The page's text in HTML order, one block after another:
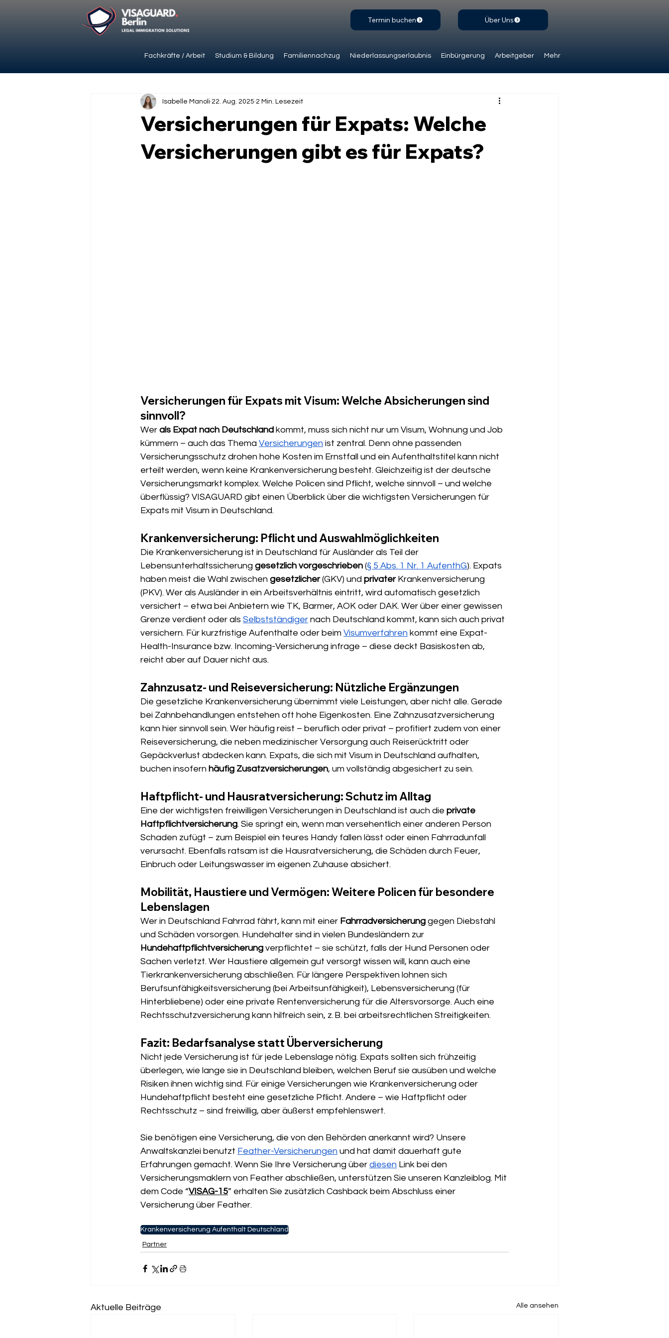
Fachkräfte / Arbeit Studium & Bildung Familiennachzug Niederlassungserlaubnis Einbürgerung Arbeitgeber Mehr
Termin buchen Über Uns
Versicherungen für Expats: Welche
Versicherungen gibt es für Expats?
Isabelle Manoli 22. Aug. 2025 2 Min. Lesezeit
Versicherungen für Expats mit Visum: Welche Absicherungen sind
sinnvoll?
Wer als Expat nach Deutschland kommt, muss sich nicht nur um Visum, Wohnung und Job
kümmern – auch das Thema Versicherungen ist zentral. Denn ohne passenden
Versicherungsschutz drohen hohe Kosten im Ernstfall und ein Aufenthaltstitel kann nicht
erteilt werden, wenn keine Krankenversicherung besteht. Gleichzeitig ist der deutsche
Versicherungsmarkt komplex. Welche Policen sind Pflicht, welche sinnvoll – und welche
überflüssig? VISAGUARD gibt einen Überblick über die wichtigsten Versicherungen für
Expats mit Visum in Deutschland.
Krankenversicherung: Pflicht und Auswahlmöglichkeiten
Die Krankenversicherung ist in Deutschland für Ausländer als Teil der
Lebensunterhaltssicherung gesetzlich vorgeschrieben (§ 5 Abs. 1 Nr. 1 AufenthG). Expats
haben meist die Wahl zwischen gesetzlicher (GKV) und privater Krankenversicherung
(PKV). Wer als Ausländer in ein Arbeitsverhältnis eintritt, wird automatisch gesetzlich
versichert – etwa bei Anbietern wie TK, Barmer, AOK oder DAK. Wer über einer gewissen
Grenze verdient oder als Selbstständiger nach Deutschland kommt, kann sich auch privat
versichern. Für kurzfristige Aufenthalte oder beim Visumverfahren kommt eine Expat-
Health-Insurance bzw. Incoming-Versicherung infrage – diese deckt Basiskosten ab,
reicht aber auf Dauer nicht aus.
Zahnzusatz- und Reiseversicherung: Nützliche Ergänzungen
Die gesetzliche Krankenversicherung übernimmt viele Leistungen, aber nicht alle. Gerade
bei Zahnbehandlungen entstehen oft hohe Eigenkosten. Eine Zahnzusatzversicherung
kann hier sinnvoll sein. Wer häufig reist – beruflich oder privat – profitiert zudem von einer
Reiseversicherung, die neben medizinischer Versorgung auch Reiserücktritt oder
Gepäckverlust abdecken kann. Expats, die sich mit Visum in Deutschland aufhalten,
buchen insofern häufig Zusatzversicherungen, um vollständig abgesichert zu sein.
Haftpflicht- und Hausratversicherung: Schutz im Alltag
Eine der wichtigsten freiwilligen Versicherungen in Deutschland ist auch die private
Haftpflichtversicherung. Sie springt ein, wenn man versehentlich einer anderen Person
Schaden zufügt – zum Beispiel ein teures Handy fallen lässt oder einen Fahrradunfall
verursacht. Ebenfalls ratsam ist die Hausratversicherung, die Schäden durch Feuer,
Einbruch oder Leitungswasser im eigenen Zuhause absichert.
Mobilität, Haustiere und Vermögen: Weitere Policen für besondere
Lebenslagen
Wer in Deutschland Fahrrad fährt, kann mit einer Fahrradversicherung gegen Diebstahl
und Schäden vorsorgen. Hundehalter sind in vielen Bundesländern zur
Hundehaftpflichtversicherung verpflichtet – sie schützt, falls der Hund Personen oder
Sachen verletzt. Wer Haustiere allgemein gut versorgt wissen will, kann auch eine
Tierkrankenversicherung abschließen. Für längere Perspektiven lohnen sich
Berufsunfähigkeitsversicherung (bei Arbeitsunfähigkeit), Lebensversicherung (für
Hinterbliebene) oder eine private Rentenversicherung für die Altersvorsorge. Auch eine
Rechtsschutzversicherung kann hilfreich sein, z. B. bei arbeitsrechtlichen Streitigkeiten.
Fazit: Bedarfsanalyse statt Überversicherung
Nicht jede Versicherung ist für jede Lebenslage nötig. Expats sollten sich frühzeitig
überlegen, wie lange sie in Deutschland bleiben, welchen Beruf sie ausüben und welche
Risiken ihnen wichtig sind. Für einige Versicherungen wie Krankenversicherung oder
Hundehaftpflicht besteht eine gesetzliche Pflicht. Andere – wie Haftpflicht oder
Rechtsschutz – sind freiwillig, aber äußerst empfehlenswert.
Sie benötigen eine Versicherung, die von den Behörden anerkannt wird? Unsere
Anwaltskanzlei benutzt Feather-Versicherungen und hat damit dauerhaft gute
Erfahrungen gemacht. Wenn Sie Ihre Versicherung über diesen Link bei den
Versicherungsmaklern von Feather abschließen, unterstützen Sie unseren Kanzleiblog. Mit
dem Code “VISAG-15” erhalten Sie zusätzlich Cashback beim Abschluss einer
Versicherung über Feather.
Krankenversicherung Aufenthalt Deutschland
Partner
Aktuelle Beiträge Alle ansehen